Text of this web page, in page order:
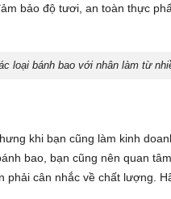
bảo độ tươi, an toàn thực
loại bánh bao với nhân làm từ
khi bạn cũng làm kinh
bao, bạn cũng nên quan
cân nhắc về chất lượng.